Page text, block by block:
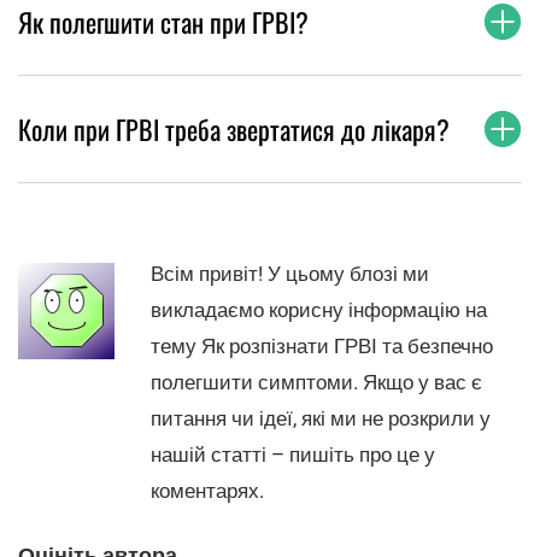
Як полегшити стан при ГРВІ?
Коли при ГРВІ треба звертатися до лікаря?
Всім привіт! У цьому блозі ми
викладаємо корисну інформацію на
тему Як розпізнати ГРВІ та безпечно
полегшити симптоми. Якщо у вас є
питання чи ідеї, які ми не розкрили у
нашій статті – пишіть про це у
коментарях.